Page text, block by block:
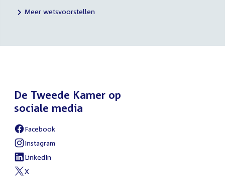
Meer wetsvoorstellen
De Tweede Kamer op
sociale media
External
link:
Facebook
External
link:
Instagram
External
link:
LinkedIn
External
X